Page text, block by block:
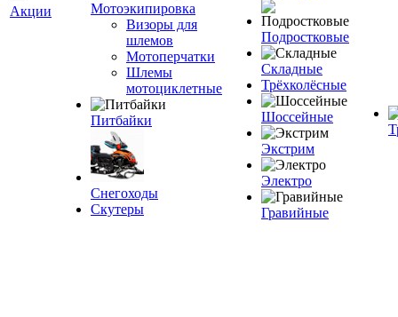
Акции
Мотоэкипировка
Визоры для
шлемов
Мотоперчатки
Шлемы
мотоциклетные
Питбайки
Снегоходы
Скутеры
Подростковые
Складные
Трёхколёсные
Шоссейные
Экстрим
Электро
Гравийные